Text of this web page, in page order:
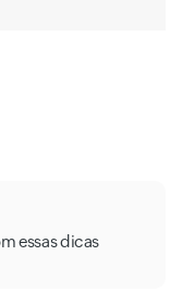
essas dicas